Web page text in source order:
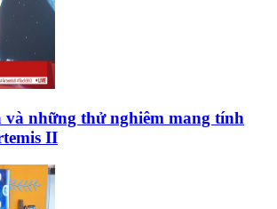
và những thử nghiêm mang tính
II